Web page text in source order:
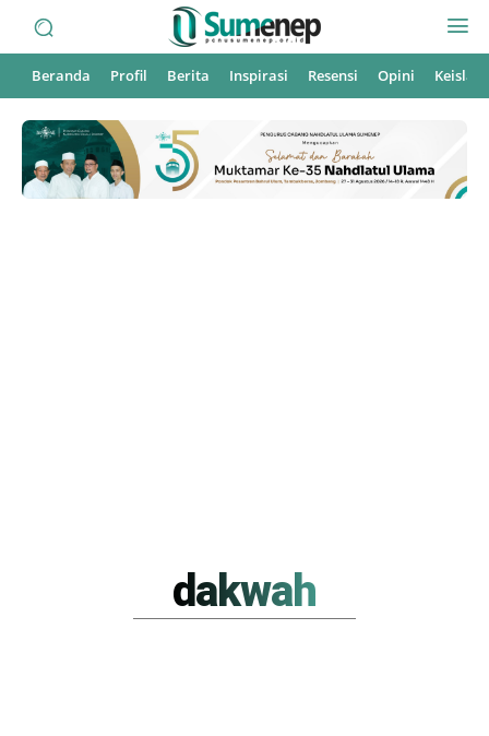
Beranda Profil Berita Inspirasi Resensi Opini
dakwah